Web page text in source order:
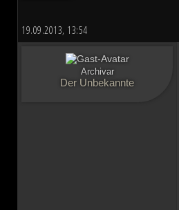
19.09.2013, 13:54
Archivar
Der Unbekannte